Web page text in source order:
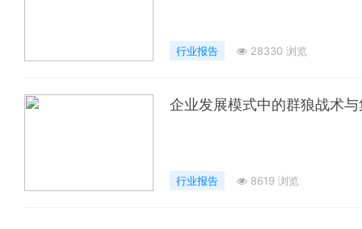
行业报告 28330 浏览
企业发展模式中的群狼战术
行业报告 8619 浏览